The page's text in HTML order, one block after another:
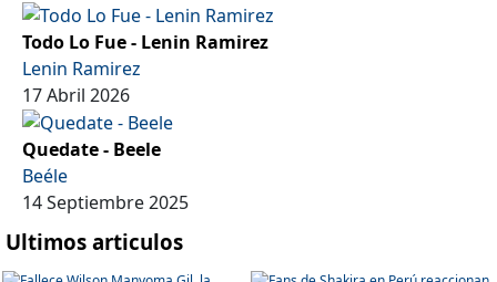
Todo Lo Fue - Lenin Ramirez
Lenin Ramirez
17 Abril 2026
Quedate - Beele
Beéle
14 Septiembre 2025
Ultimos articulos